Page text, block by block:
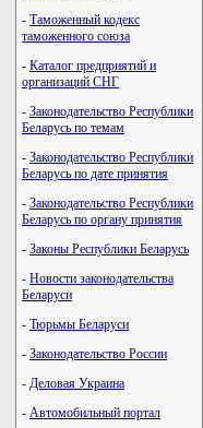
- Таможенный кодекс
таможенного союза
- Каталог предприятий и
организаций СНГ
- Законодательство Республики
Беларусь по темам
- Законодательство Республики
Беларусь по дате принятия
- Законодательство Республики
Беларусь по органу принятия
- Законы Республики Беларусь
- Новости законодательства
Беларуси
- Тюрьмы Беларуси
- Законодательство России
- Деловая Украина
- Автомобильный портал